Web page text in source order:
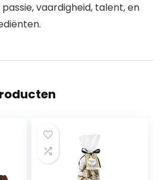
vaardigheid, talent, en